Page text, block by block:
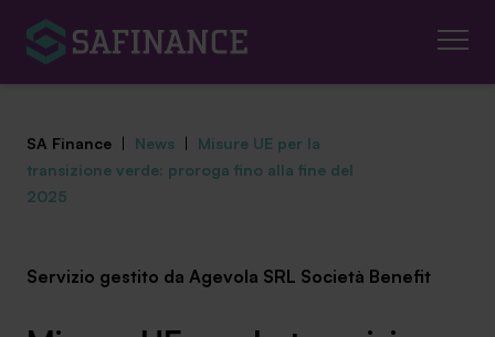
SA Finance | News | Misure UE per la
transizione verde: proroga fino alla fine del
2025
Servizio gestito da Agevola SRL Società Benefit